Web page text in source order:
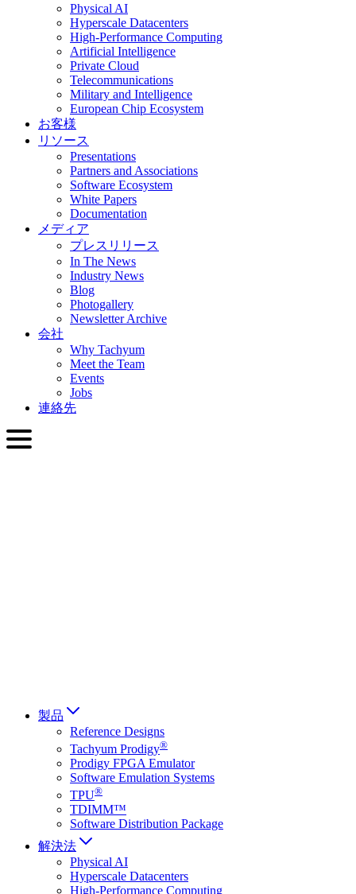
Physical AI
Hyperscale Datacenters
High-Performance Computing
Artificial Intelligence
Private Cloud
Telecommunications
Military and Intelligence
European Chip Ecosystem
お客様
リソース
Presentations
Partners and Associations
Software Ecosystem
White Papers
Documentation
メディア
プレスリリース
In The News
Industry News
Blog
Photogallery
Newsletter Archive
会社
Why Tachyum
Meet the Team
Events
Jobs
連絡先
製品
Reference Designs
Tachyum Prodigy®
Prodigy FPGA Emulator
Software Emulation Systems
TPU®
TDIMM™
Software Distribution Package
解決法
Physical AI
Hyperscale Datacenters
High-Performance Computing